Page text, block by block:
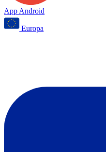
App Android
Europa